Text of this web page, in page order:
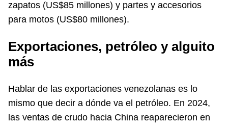
zapatos (US$85 millones) y partes y accesorios
para motos (US$80 millones).
Exportaciones, petróleo y alguito
más
Hablar de las exportaciones venezolanas es lo
mismo que decir a dónde va el petróleo. En 2024,
las ventas de crudo hacia China reaparecieron en